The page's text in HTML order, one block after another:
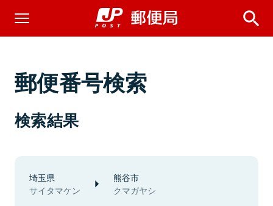
郵便番号検索
検索結果
埼玉県
サイタマケン
熊谷市
クマガヤシ